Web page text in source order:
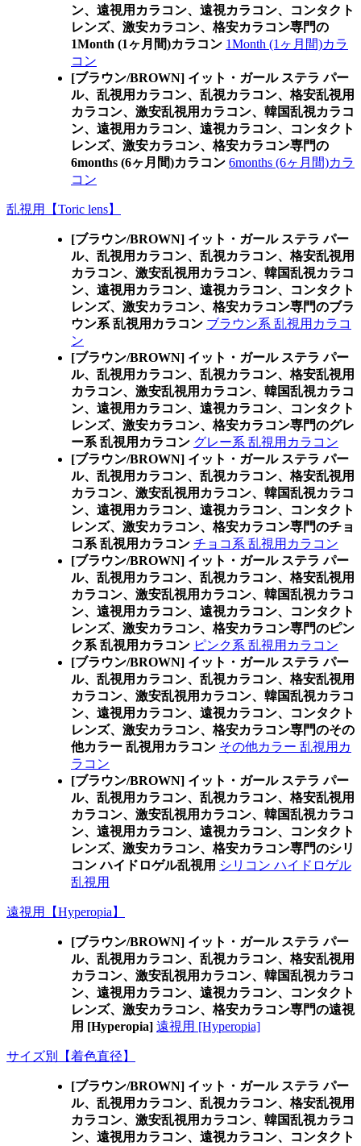
ン、遠視用カラコン、遠視カラコン、コンタクト
レンズ、激安カラコン、格安カラコン専門の
1Month (1ヶ月間)カラコン 1Month (1ヶ月間)カラ
コン
[ブラウン/BROWN] イット・ガール ステラ パー
ル、乱視用カラコン、乱視カラコン、格安乱視用
カラコン、激安乱視用カラコン、韓国乱視カラコ
ン、遠視用カラコン、遠視カラコン、コンタクト
レンズ、激安カラコン、格安カラコン専門の
6months (6ヶ月間)カラコン 6months (6ヶ月間)カラ
コン
乱視用【Toric lens】
[ブラウン/BROWN] イット・ガール ステラ パー
ル、乱視用カラコン、乱視カラコン、格安乱視用
カラコン、激安乱視用カラコン、韓国乱視カラコ
ン、遠視用カラコン、遠視カラコン、コンタクト
レンズ、激安カラコン、格安カラコン専門のブラ
ウン系 乱視用カラコン ブラウン系 乱視用カラコ
ン
[ブラウン/BROWN] イット・ガール ステラ パー
ル、乱視用カラコン、乱視カラコン、格安乱視用
カラコン、激安乱視用カラコン、韓国乱視カラコ
ン、遠視用カラコン、遠視カラコン、コンタクト
レンズ、激安カラコン、格安カラコン専門のグレ
ー系 乱視用カラコン グレー系 乱視用カラコン
[ブラウン/BROWN] イット・ガール ステラ パー
ル、乱視用カラコン、乱視カラコン、格安乱視用
カラコン、激安乱視用カラコン、韓国乱視カラコ
ン、遠視用カラコン、遠視カラコン、コンタクト
レンズ、激安カラコン、格安カラコン専門のチョ
コ系 乱視用カラコン チョコ系 乱視用カラコン
[ブラウン/BROWN] イット・ガール ステラ パー
ル、乱視用カラコン、乱視カラコン、格安乱視用
カラコン、激安乱視用カラコン、韓国乱視カラコ
ン、遠視用カラコン、遠視カラコン、コンタクト
レンズ、激安カラコン、格安カラコン専門のピン
ク系 乱視用カラコン ピンク系 乱視用カラコン
[ブラウン/BROWN] イット・ガール ステラ パー
ル、乱視用カラコン、乱視カラコン、格安乱視用
カラコン、激安乱視用カラコン、韓国乱視カラコ
ン、遠視用カラコン、遠視カラコン、コンタクト
レンズ、激安カラコン、格安カラコン専門のその
他カラー 乱視用カラコン その他カラー 乱視用カ
ラコン
[ブラウン/BROWN] イット・ガール ステラ パー
ル、乱視用カラコン、乱視カラコン、格安乱視用
カラコン、激安乱視用カラコン、韓国乱視カラコ
ン、遠視用カラコン、遠視カラコン、コンタクト
レンズ、激安カラコン、格安カラコン専門のシリ
コン ハイドロゲル乱視用 シリコン ハイドロゲル
乱視用
遠視用【Hyperopia】
[ブラウン/BROWN] イット・ガール ステラ パー
ル、乱視用カラコン、乱視カラコン、格安乱視用
カラコン、激安乱視用カラコン、韓国乱視カラコ
ン、遠視用カラコン、遠視カラコン、コンタクト
レンズ、激安カラコン、格安カラコン専門の遠視
用 [Hyperopia] 遠視用 [Hyperopia]
サイズ別【着色直径】
[ブラウン/BROWN] イット・ガール ステラ パー
ル、乱視用カラコン、乱視カラコン、格安乱視用
カラコン、激安乱視用カラコン、韓国乱視カラコ
ン、遠視用カラコン、遠視カラコン、コンタクト